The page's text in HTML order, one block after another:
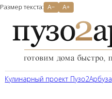
Размер текста: A− A+
Кулинарный проект Пузо2Aрбуза